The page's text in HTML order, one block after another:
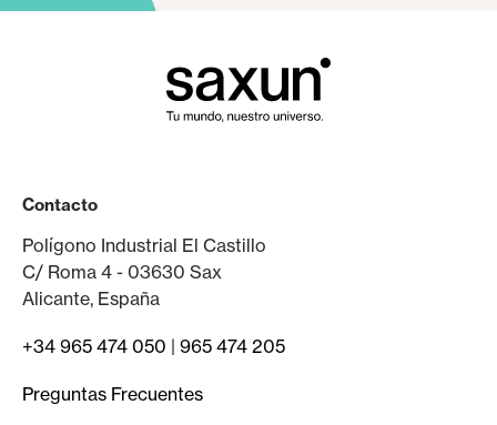
Contacto
Polígono Industrial El Castillo
C/ Roma 4 - 03630 Sax
Alicante, España
+34 965 474 050 | 965 474 205
Preguntas Frecuentes